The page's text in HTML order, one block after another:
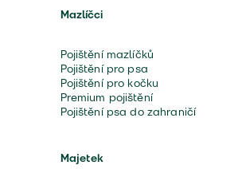
Mazlíčci
Pojištění mazlíčků
Pojištění pro psa
Pojištění pro kočku
Premium pojištění
Pojištění psa do zahraničí
Majetek